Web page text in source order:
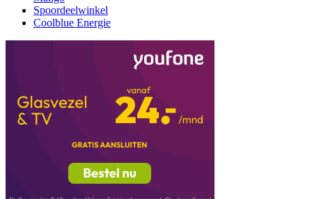
Spoordeelwinkel
Coolblue Energie